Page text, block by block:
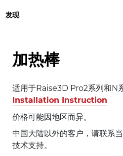
发现
加热棒
适用于Raise3D Pro2系列和N
Installation Instruction
价格可能因地区而异。
中国大陆以外的客户，请联系
技术支持。